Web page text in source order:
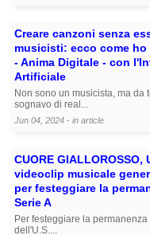
Creare canzoni senza
musicisti: ecco come ho
- Anima Digitale - con
Artificiale
Non sono un musicista, ma da
sognavo di real...
Jun 04, 2024 - in article
CUORE GIALLOROSSO,
videoclip musicale
per festeggiare la
Serie A
Per festeggiare la permanenza
dell'U.S....